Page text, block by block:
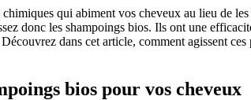
qui abiment vos cheveux au lieu de
donc les shampoings bios. Ils ont une
dans cet article, comment agissent
bios pour vos cheveux